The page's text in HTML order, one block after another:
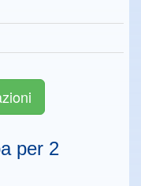
per 2